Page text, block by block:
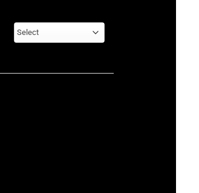
Select